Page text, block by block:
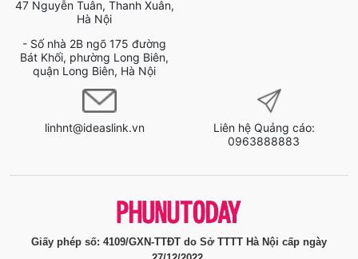
47 Nguyễn Tuân, Thanh Xuân,
Hà Nội
- Số nhà 2B ngõ 175 đường
Bát Khối, phường Long Biên,
quận Long Biên, Hà Nội
linhnt@ideaslink.vn
Liên hệ Quảng cáo:
0963888883
Giấy phép số: 4109/GXN-TTĐT do Sở TTTT Hà Nội cấp ngày